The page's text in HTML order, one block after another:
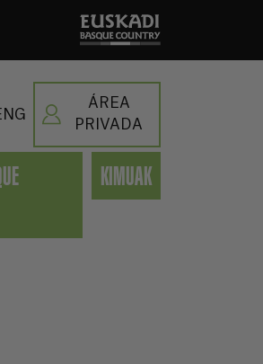
ÁREA
PRIVADA
KIMUAK